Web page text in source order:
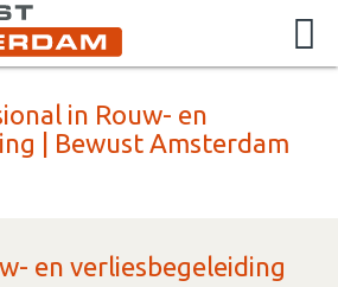
in Rouw- en
| Bewust Amsterdam
en verliesbegeleiding